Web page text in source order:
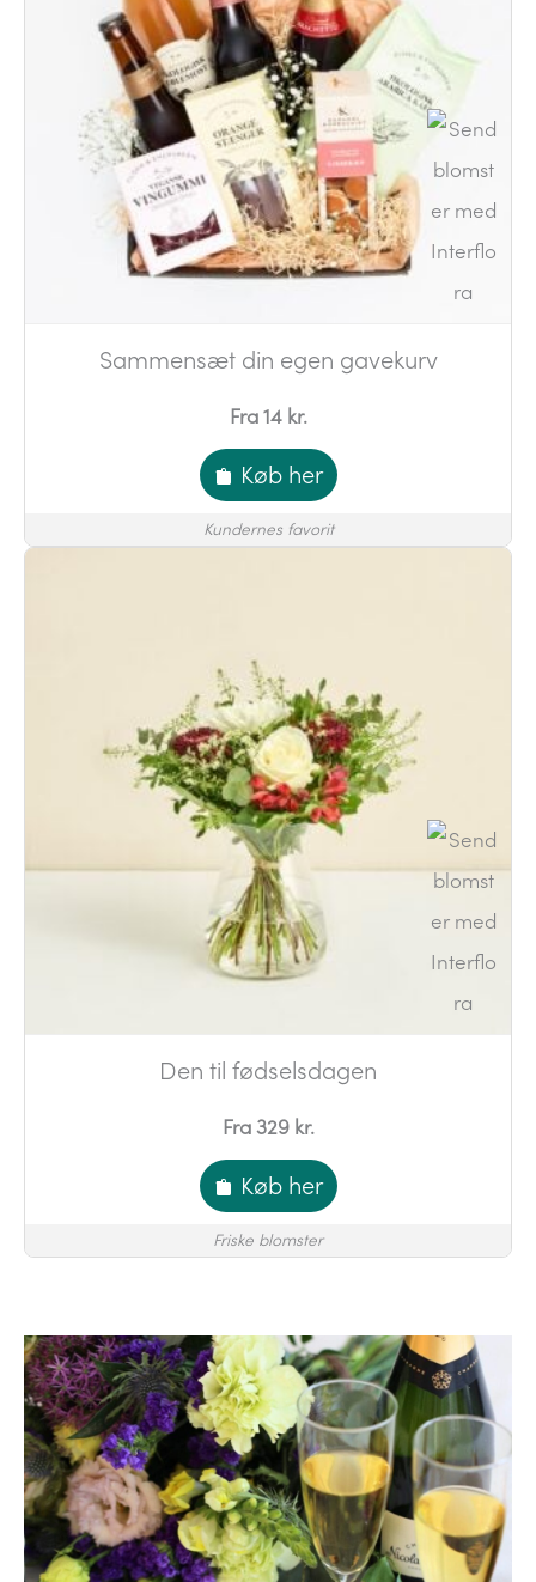
Sammensæt din egen gavekurv
Fra 14 kr.
Køb her
Kundernes favorit
Den til fødselsdagen
Fra 329 kr.
Køb her
Friske blomster